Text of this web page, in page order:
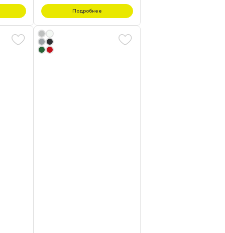
Подробнее